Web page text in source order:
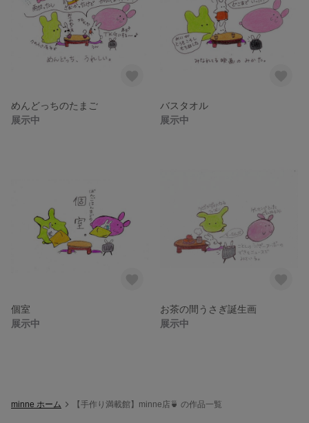
めんどっちのたまご
展示中
バスタオル
展示中
個室
展示中
お茶の間うさぎ誕生画
展示中
minne ホーム 【手作り満載館】minne店🍵 の作品一覧